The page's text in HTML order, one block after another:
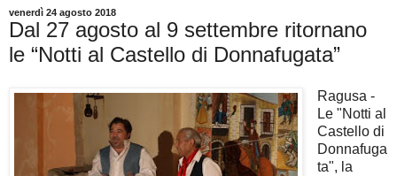
venerdì 24 agosto 2018
Dal 27 agosto al 9 settembre ritornano
le “Notti al Castello di Donnafugata”
Ragusa -
Le "Notti al
Castello di
Donnafuga
ta", la